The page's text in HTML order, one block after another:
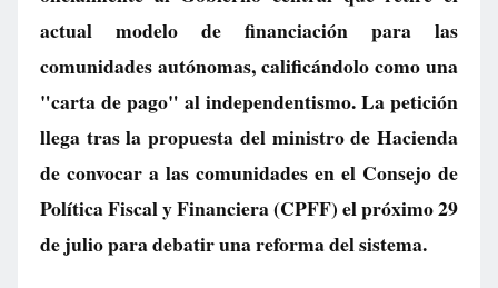
actual modelo de financiación para las
comunidades autónomas, calificándolo como una
"carta de pago" al independentismo. La petición
llega tras la propuesta del ministro de Hacienda
de convocar a las comunidades en el Consejo de
Política Fiscal y Financiera (CPFF) el próximo 29
de julio para debatir una reforma del sistema.